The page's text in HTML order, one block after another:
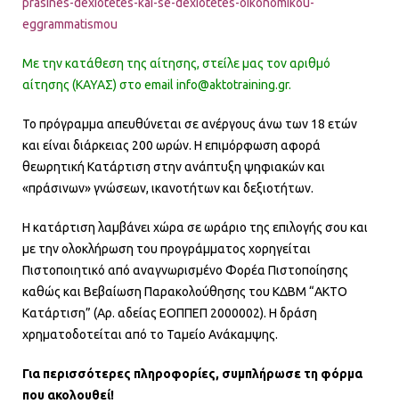
eggrammatismou
Με την κατάθεση της αίτησης, στείλε μας τον αριθμό
αίτησης (ΚΑΥΑΣ) στο email info@aktotraining.gr.
Το πρόγραμμα απευθύνεται σε ανέργους άνω των 18 ετών
και είναι διάρκειας 200 ωρών. H επιμόρφωση αφορά
θεωρητική Κατάρτιση στην ανάπτυξη ψηφιακών και
«πράσινων» γνώσεων, ικανοτήτων και δεξιοτήτων.
Η κατάρτιση λαμβάνει χώρα σε ωράριο της επιλογής σου και
με την ολοκλήρωση του προγράμματος χορηγείται
Πιστοποιητικό από αναγνωρισμένο Φορέα Πιστοποίησης
καθώς και Βεβαίωση Παρακολούθησης του ΚΔΒΜ “ΑΚΤΟ
Κατάρτιση” (Αρ. αδείας ΕΟΠΠΕΠ 2000002). Η δράση
χρηματοδοτείται από το Ταμείο Ανάκαμψης.
Για περισσότερες πληροφορίες, συμπλήρωσε τη φόρμα
που ακολουθεί!